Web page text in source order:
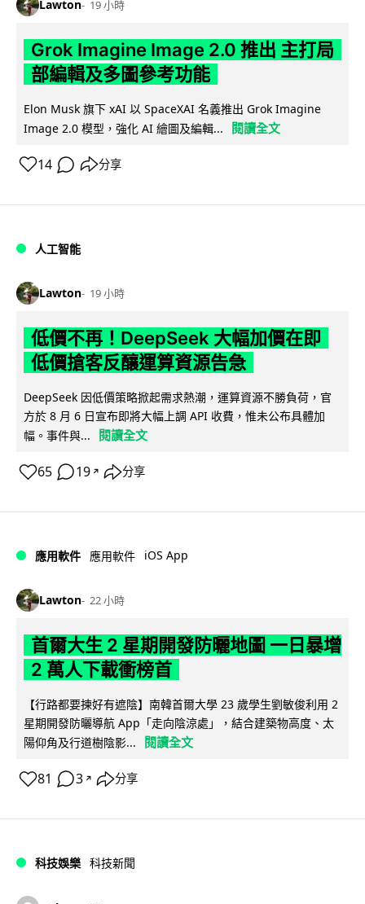
Lawton 19 小時
Grok Imagine Image 2.0 推出 主打局
部編輯及多圖參考功能
Elon Musk 旗下 xAI 以 SpaceXAI 名義推出 Grok Imagine
Image 2.0 模型，強化 AI 繪圖及編輯...
閱讀全文
14 分享
人工智能
Lawton 19 小時
低價不再！DeepSeek 大幅加價在即
低價搶客反釀運算資源告急
DeepSeek 因低價策略掀起需求熱潮，運算資源不勝負荷，官
方於 8 月 6 日宣布即將大幅上調 API 收費，惟未公布具體加
幅。事件與...
閱讀全文
65 19 ↗ 分享
應用軟件 應用軟件 iOS App
Lawton 22 小時
首爾大生 2 星期開發防曬地圖 一日暴增
2 萬人下載衝榜首
【行路都要揀好有遮陰】南韓首爾大學 23 歲學生劉敏俊利用 2
星期開發防曬導航 App「走向陰涼處」，結合建築物高度、太
陽仰角及行道樹陰影...
閱讀全文
81 3 ↗ 分享
科技娛樂 科技新聞